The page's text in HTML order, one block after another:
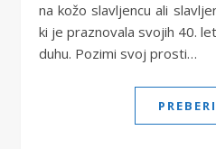
na kožo slavljencu ali
ki je praznovala svojih 40.
duhu. Pozimi svoj prosti…